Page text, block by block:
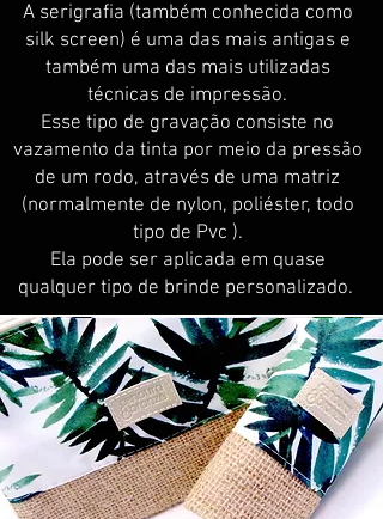
A serigrafia (também conhecida como
silk screen) é uma das mais antigas e
também uma das mais utilizadas
técnicas de impressão.
Esse tipo de gravação consiste no
vazamento da tinta por meio da pressão
de um rodo, através de uma matriz
(normalmente de nylon, poliéster, todo
tipo de Pvc ).
Ela pode ser aplicada em quase
qualquer tipo de brinde personalizado.